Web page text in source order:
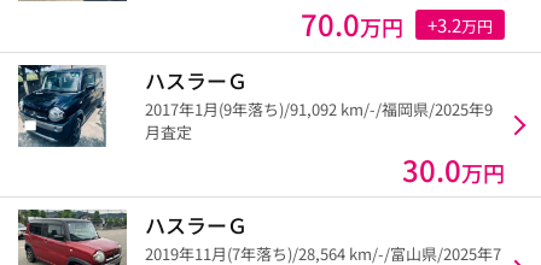
70.0万円 +3.2万円
ハスラーＧ
2017年1月(9年落ち)/91,092 km/-/福岡県/2025年9
月査定
30.0万円
ハスラーＧ
2019年11月(7年落ち)/28,564 km/-/富山県/2025年7